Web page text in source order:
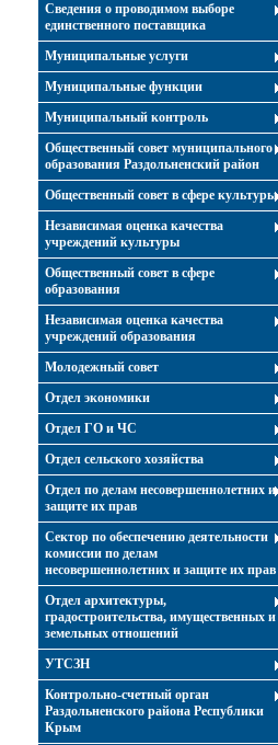
Cведения о проводимом выборе
единственного поставщика
Муниципальные услуги
Муниципальные функции
Муниципальный контроль
Общественный совет муниципального
образования Раздольненский район
Общественный совет в сфере культуры
Независимая оценка качества
учреждений культуры
Общественный совет в сфере
образования
Независимая оценка качества
учреждений образования
Молодежный совет
Отдел экономики
Отдел ГО и ЧС
Отдел сельского хозяйства
Отдел по делам несовершеннолетних и
защите их прав
Сектор по обеспечению деятельности
комиссии по делам
несовершеннолетних и защите их прав
Отдел архитектуры,
градостроительства, имущественных и
земельных отношений
УТСЗН
Контрольно-счетный орган
Раздольненского района Республики
Крым